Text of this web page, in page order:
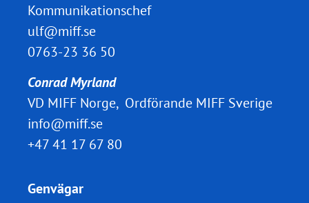
Kommunikationschef
ulf@miff.se
0763-23 36 50
Conrad Myrland
VD MIFF Norge, Ordförande MIFF Sverige
info@miff.se
+47 41 17 67 80
Genvägar